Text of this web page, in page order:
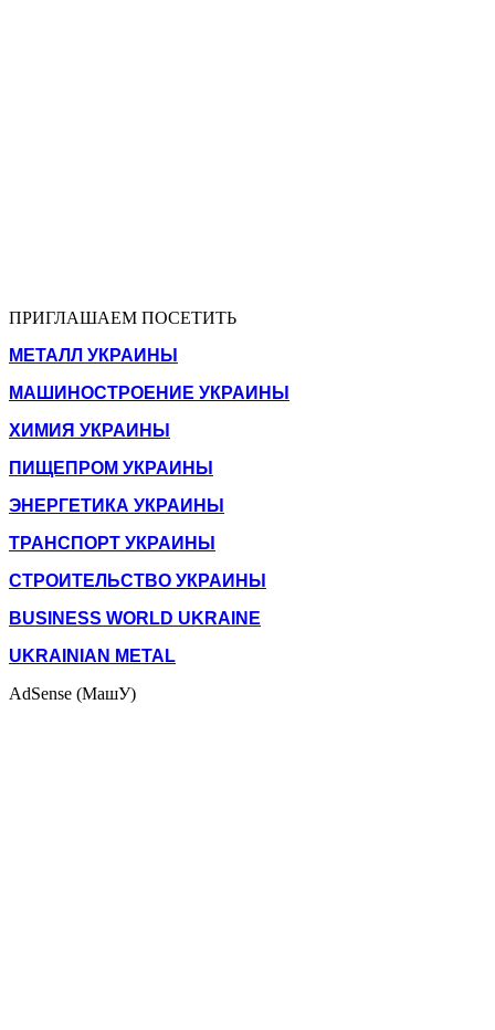
ПРИГЛАШАЕМ ПОСЕТИТЬ
МЕТАЛЛ УКРАИНЫ
МАШИНОСТРОЕНИЕ УКРАИНЫ
ХИМИЯ УКРАИНЫ
ПИЩЕПРОМ УКРАИНЫ
ЭНЕРГЕТИКА УКРАИНЫ
ТРАНСПОРТ УКРАИНЫ
СТРОИТЕЛЬСТВО УКРАИНЫ
BUSINESS WORLD UKRAINE
UKRAINIAN METAL
AdSense (МашУ)